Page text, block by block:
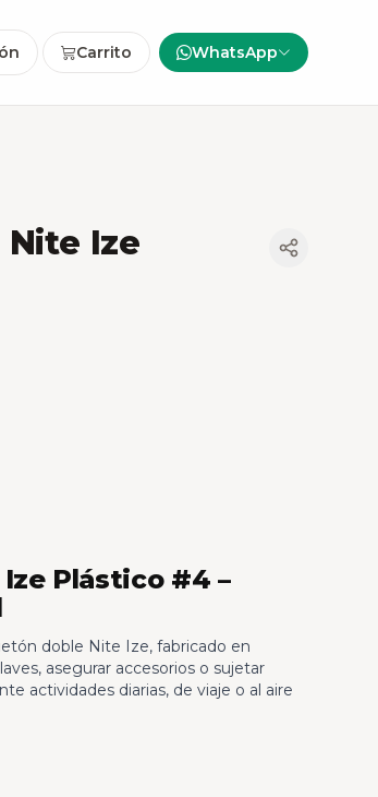
Carrito WhatsApp
Ize
Plástico #4 –
doble Nite Ize, fabricado en
asegurar accesorios o sujetar
actividades diarias, de viaje o al aire